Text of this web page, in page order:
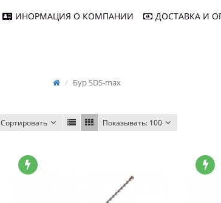
ИНОРМАЦИЯ О КОМПАНИИ ДОСТАВКА И
Бур SDS-max
Сортировать Показывать: 100